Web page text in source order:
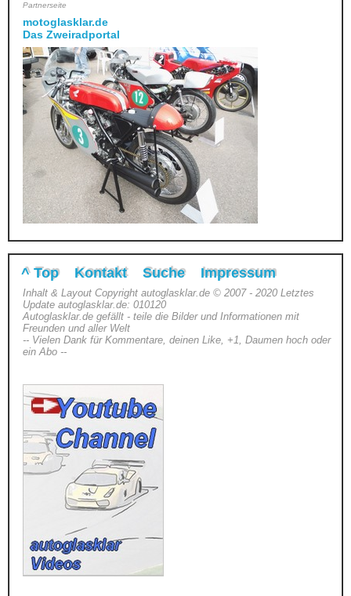
Partnerseite
motoglasklar.de
Das Zweiradportal
^ Top Kontakt Suche Impressum
Inhalt & Layout Copyright autoglasklar.de © 2007 - 2020 Letztes
Update autoglasklar.de: 010120
Autoglasklar.de gefällt - teile die Bilder und Informationen mit
Freunden und aller Welt
-- Vielen Dank für Kommentare, deinen Like, +1, Daumen hoch oder
ein Abo --